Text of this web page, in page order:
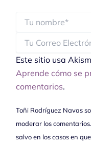
Este sitio usa
Aprende cómo se
comentarios.
Toñi Rodríguez Navas
moderar los
salvo en los casos en